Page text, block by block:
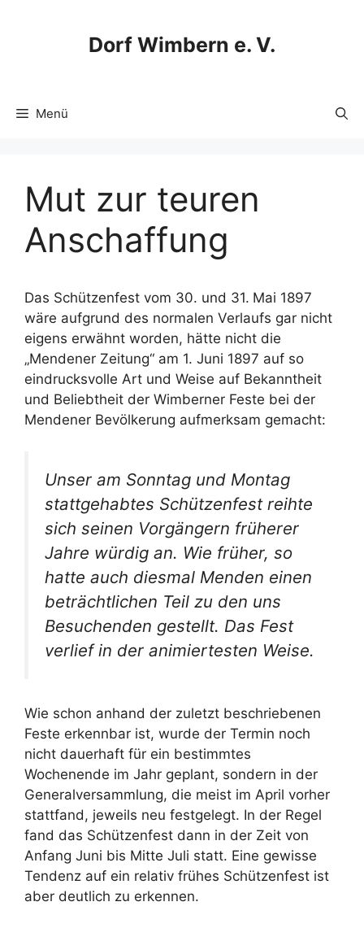
Dorf Wimbern e. V.
Menü
Mut zur teuren
Anschaffung
Das Schützenfest vom 30. und 31. Mai 1897
wäre aufgrund des normalen Verlaufs gar nicht
eigens erwähnt worden, hätte nicht die
„Mendener Zeitung“ am 1. Juni 1897 auf so
eindrucksvolle Art und Weise auf Bekanntheit
und Beliebtheit der Wimberner Feste bei der
Mendener Bevölkerung aufmerksam gemacht:
Unser am Sonntag und Montag
stattgehabtes Schützenfest reihte
sich seinen Vorgängern früherer
Jahre würdig an. Wie früher, so
hatte auch diesmal Menden einen
beträchtlichen Teil zu den uns
Besuchenden gestellt. Das Fest
verlief in der animiertesten Weise.
Wie schon anhand der zuletzt beschriebenen
Feste erkennbar ist, wurde der Termin noch
nicht dauerhaft für ein bestimmtes
Wochenende im Jahr geplant, sondern in der
Generalversammlung, die meist im April vorher
stattfand, jeweils neu festgelegt. In der Regel
fand das Schützenfest dann in der Zeit von
Anfang Juni bis Mitte Juli statt. Eine gewisse
Tendenz auf ein relativ frühes Schützenfest ist
aber deutlich zu erkennen.